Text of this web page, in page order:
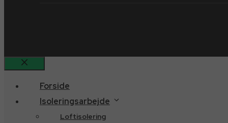
Luk
Forside
Isoleringsarbejde
Loftisolering